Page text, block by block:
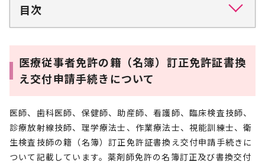
目次
医療従事者免許の籍（名簿）訂正免許証書換
え交付申請手続きについて
医師、歯科医師、保健師、助産師、看護師、臨床検査技師、
診療放射線技師、理学療法士、作業療法士、視能訓練士、衛
生検査技師の籍（名簿）訂正免許証書換え交付申請手続きに
ついて記載しています。薬剤師免許の名簿訂正及び書換交付